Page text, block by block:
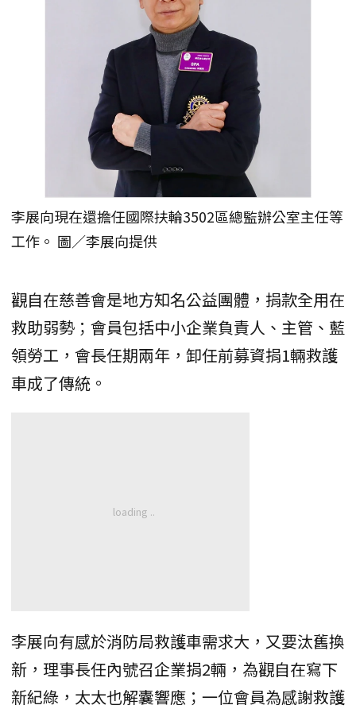
李展向現在還擔任國際扶輪3502區總監辦公室主任等
工作。 圖／李展向提供
觀自在慈善會是地方知名公益團體，捐款全用在
救助弱勢；會員包括中小企業負責人、主管、藍
領勞工，會長任期兩年，卸任前募資捐1輛救護
車成了傳統。
李展向有感於消防局救護車需求大，又要汰舊換
新，理事長任內號召企業捐2輛，為觀自在寫下
新紀綠，太太也解囊響應；一位會員為感謝救護